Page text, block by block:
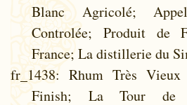
Blanc Agricolé;
Controlée; Produit de
France; La distillerie du
fr_1438: Rhum Très Vieux
Finish; La Tour de